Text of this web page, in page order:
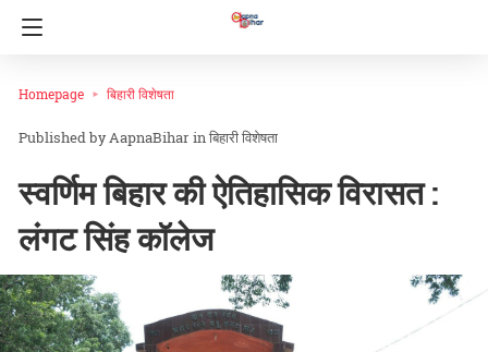
Homepage बिहारी विशेषता
AapnaBihar inबिहारी विशेषता
स्वर्णिम बिहार की ऐतिहासिक विरासत :
लंगट सिंह कॉलेज